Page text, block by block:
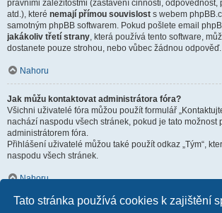
Tato stránka používá cookies k zajištění
právními záležitostmi (zastavení činnosti, odpovědnost,
atd.), které nemají přímou souvislost s webem
samotným phpBB softwarem. Pokud pošlete email
jakákoliv třetí strany, která používá tento software,
dostanete pouze strohou, nebo vůbec žádnou odpověď.
Nahoru
Jak můžu kontaktovat administrátora fóra?
Všichni uživatelé fóra můžou použít formulář
nachází naspodu všech stránek, pokud je tato možnost
administrátorem fóra.
Přihlášení uživatelé můžou také použít odkaz „Tým“,
naspodu všech stránek.
Nahoru